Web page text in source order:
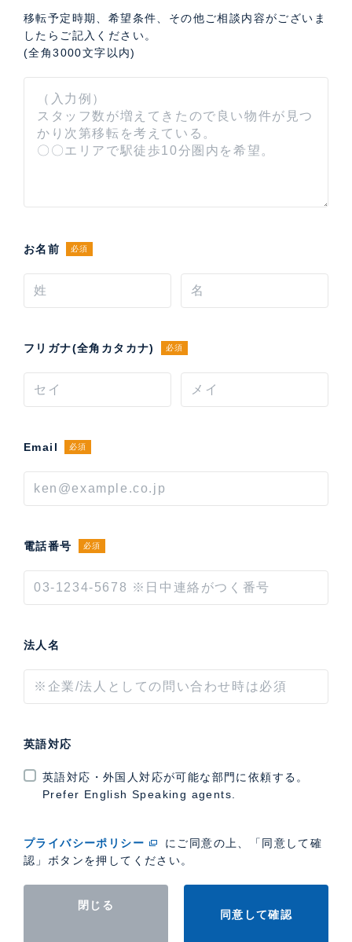
移転予定時期、希望条件、その他ご相談内容がございま
したらご記入ください。
(全角3000文字以内)
お名前 必須
フリガナ(全角カタカナ) 必須
Email 必須
電話番号 必須
法人名
英語対応
英語対応・外国人対応が可能な部門に依頼する。
Prefer English Speaking agents.
プライバシーポリシー
にご同意の上、「同意して確
認」ボタンを押してください。
閉じる
同意して確認